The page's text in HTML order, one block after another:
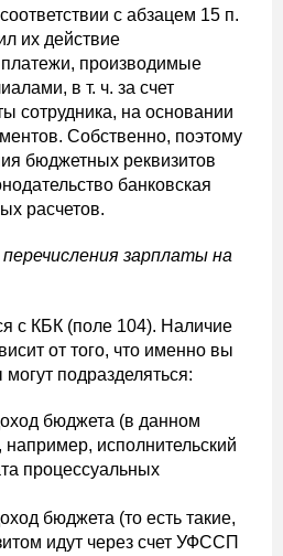
с абзацем 15 п.
их действие
платежи, производимые
в т. ч. за счет
сотрудника, на основании
Собственно, поэтому
бюджетных реквизитов
банковская
расчетов.
перечисления зарплаты на
с КБК (поле 104). Наличие
от того, что именно вы
подразделяться:
бюджета (в данном
исполнительский
процессуальных
бюджета (то есть такие,
идут через счет УФССП